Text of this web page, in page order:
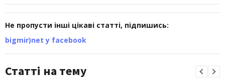
Не пропусти інші цікаві статті, підпишись:
bigmir)net у facebook
Статті на тему